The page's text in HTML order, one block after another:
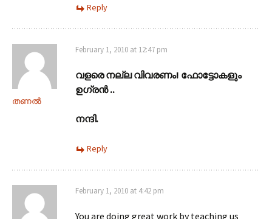
Reply
തണല്‍
February 1, 2010 at 12:47 pm
വളരെ നല്ല വിവരണം! ഫോട്ടോകളും
ഉഗ്രന്‍ ..
നന്ദി.
Reply
February 1, 2010 at 4:42 pm
You are doing great work by teaching us